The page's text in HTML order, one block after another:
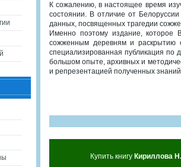
К сожалению, в настоящее время
состоянии. В отличие от
данных, посвященных трагедии
Именно поэтому издание, которое
сожженным деревням и раскрытию
специализированная публикация по
большом опыте, архивных и
и репрезентацией полученных
Купить книгу Кириллова